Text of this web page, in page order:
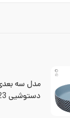
دستوشیی 123